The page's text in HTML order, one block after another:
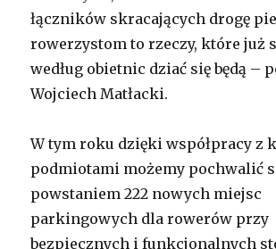
łączników skracających drogę
rowerzystom to rzeczy, które już
według obietnic dziać się będą –
Wojciech Matłacki.
W tym roku dzięki współpracy z
podmiotami możemy pochwalić
powstaniem 222 nowych miejsc
parkingowych dla rowerów przy
bezpiecznych i funkcjonalnych